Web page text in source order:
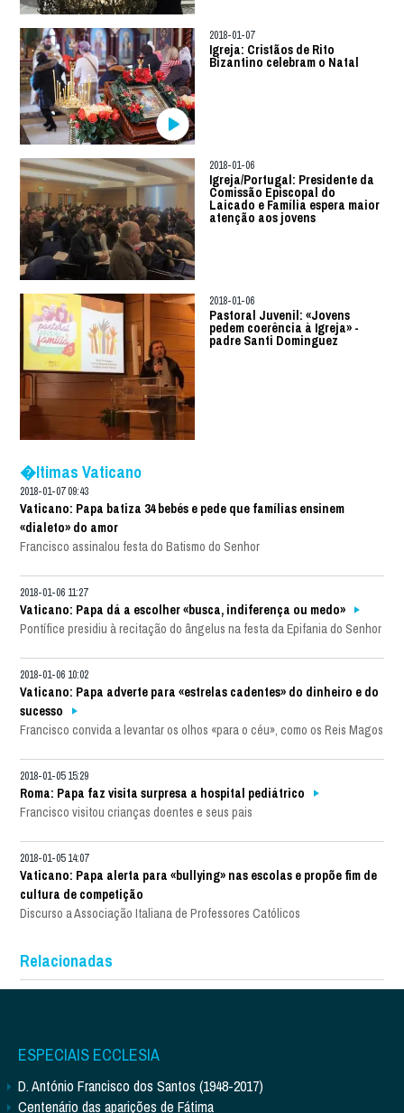
2018-01-07
Igreja: Cristãos de Rito
Bizantino celebram o Natal
2018-01-06
Igreja/Portugal: Presidente da
Comissão Episcopal do
Laicado e Família espera maior
atenção aos jovens
2018-01-06
Pastoral Juvenil: «Jovens
pedem coerência à Igreja» -
padre Santi Dominguez
�ltimas Vaticano
2018-01-07 09:43
Vaticano: Papa batiza 34 bebés e pede que famílias ensinem
«dialeto» do amor
Francisco assinalou festa do Batismo do Senhor
2018-01-06 11:27
Vaticano: Papa dá a escolher «busca, indiferença ou medo»
Pontífice presidiu à recitação do ângelus na festa da Epifania do Senhor
2018-01-06 10:02
Vaticano: Papa adverte para «estrelas cadentes» do dinheiro e do
sucesso
Francisco convida a levantar os olhos «para o céu», como os Reis Magos
2018-01-05 15:29
Roma: Papa faz visita surpresa a hospital pediátrico
Francisco visitou crianças doentes e seus pais
2018-01-05 14:07
Vaticano: Papa alerta para «bullying» nas escolas e propõe fim de
cultura de competição
Discurso a Associação Italiana de Professores Católicos
Relacionadas
ESPECIAIS ECCLESIA
D. António Francisco dos Santos (1948-2017)
Centenário das aparições de Fátima